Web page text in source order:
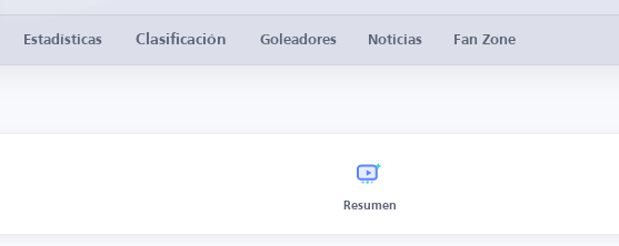
Estadísticas Clasificación Goleadores Noticias Fan Zone
Resumen